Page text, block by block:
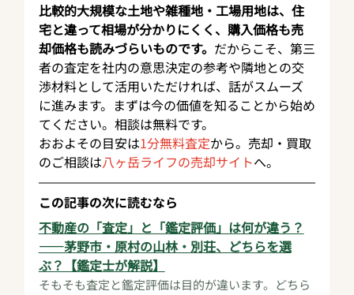
比較的大規模な土地や雑種地・工場用地は、住
宅と違って相場が分かりにくく、購入価格も売
却価格も読みづらいものです。 だからこそ、第三
者の査定を社内の意思決定の参考や隣地との交
渉材料として活用いただければ、話がスムーズ
に進みます。まずは今の価値を知ることから始め
てください。相談は無料です。
おおよその目安は1分無料査定から。売却・買取
のご相談は八ヶ岳ライフの売却サイトへ。
この記事の次に読むなら
不動産の「査定」と「鑑定評価」は何が違う？
——茅野市・原村の山林・別荘、どちらを選
ぶ？【鑑定士が解説】
そもそも査定と鑑定評価は目的が違います。どちら